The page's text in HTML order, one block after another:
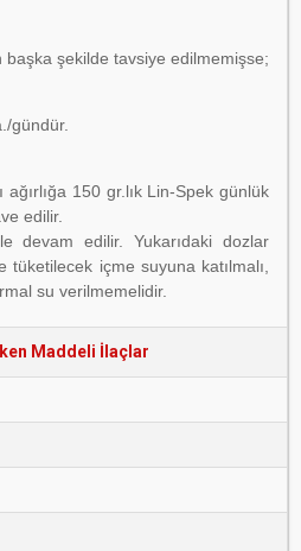
başka şekilde tavsiye edilmemişse;
gündür.
ağırlığa 150 gr.lık Lin-Spek günlük
edilir.
devam edilir. Yukarıdaki dozlar
içme suyuna katılmalı,
su verilmemelidir.
Maddeli İlaçlar